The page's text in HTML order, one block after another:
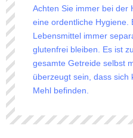
Achten Sie immer bei der
eine ordentliche Hygiene.
Lebensmittel immer
glutenfrei bleiben. Es ist
gesamte Getreide selbst
überzeugt sein, dass sich
Mehl befinden.